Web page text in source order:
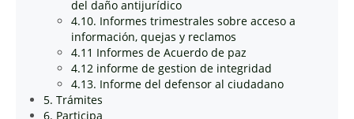
del daño antijurídico
4.10. Informes trimestrales sobre acceso a
información, quejas y reclamos
4.11 Informes de Acuerdo de paz
4.12 informe de gestion de integridad
4.13. Informe del defensor al ciudadano
5. Trámites
6. Participa